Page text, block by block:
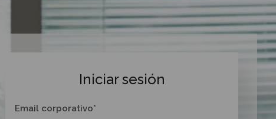
Iniciar sesión
Email corporativo*